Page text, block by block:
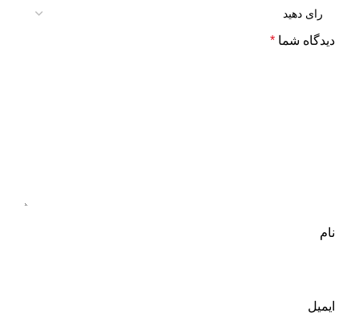
دیدگاه شما *
نام
ایمیل